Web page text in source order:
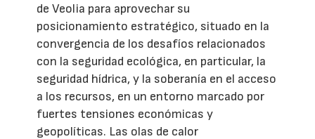
de Veolia para aprovechar su
posicionamiento estratégico, situado en la
convergencia de los desafíos relacionados
con la seguridad ecológica, en particular, la
seguridad hídrica, y la soberanía en el acceso
a los recursos, en un entorno marcado por
fuertes tensiones económicas y
geopolíticas. Las olas de calor